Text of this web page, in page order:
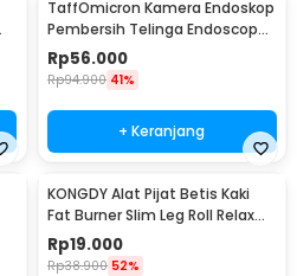
TaffOmicron Kamera Endoskop
Pembersih Telinga Endoscope
USB 3 in 1 - i96
Rp56.000
Rp94.900 41%
+ Keranjang
KONGDY Alat Pijat Betis Kaki
Fat Burner Slim Leg Roll Relax
Massager - 301
Rp19.000
Rp38.900 52%